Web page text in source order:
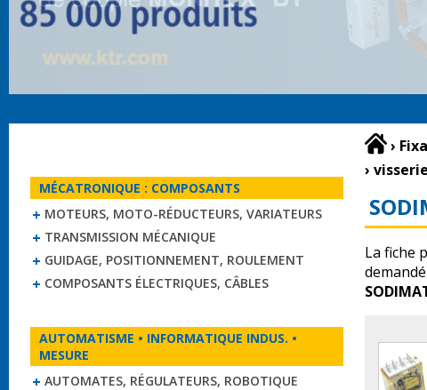
MÉCATRONIQUE : COMPOSANTS
MOTEURS, MOTO-RÉDUCTEURS, VARIATEURS
TRANSMISSION MÉCANIQUE
GUIDAGE, POSITIONNEMENT, ROULEMENT
COMPOSANTS ÉLECTRIQUES, CÂBLES
AUTOMATISME • INFORMATIQUE INDUS. •
MESURE
AUTOMATES, RÉGULATEURS, ROBOTIQUE
›
›
La fiche